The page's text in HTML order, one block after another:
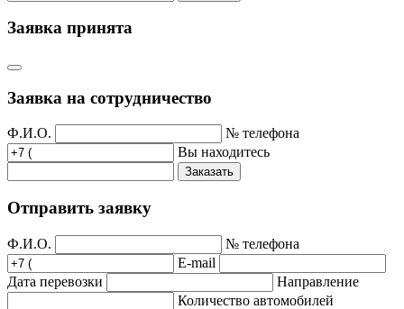
Заявка принята
Заявка на сотрудничество
Ф.И.О.
№ телефона
Вы находитесь
Заказать
Отправить заявку
Ф.И.О.
№ телефона
E-mail
Дата перевозки
Направление
Количество автомобилей